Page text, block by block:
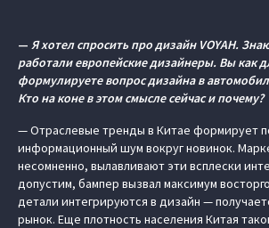
— Я хотел спросить про дизайн VOYAH.
работали европейские дизайнеры. Вы как
формулируете вопрос дизайна в
Кто на коне в этом смысле сейчас и почему?
— Отраслевые тренды в Китае формирует
информационный шум вокруг новинок.
несомненно, вылавливают эти всплески
допустим, бампер вызвал максимум
детали интегрируются в дизайн —
рынок. Еще плотность населения Китая